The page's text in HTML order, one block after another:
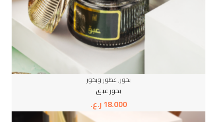
بخور,عطور وبخور
بخور عبق
18.000ر.ع.